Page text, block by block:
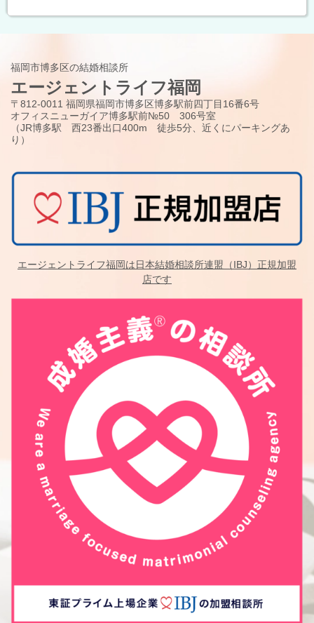
福岡市博多区の結婚相談所
エージェントライフ福岡
〒812-0011 福岡県福岡市博多区博多駅前四丁目16番6号
オフィスニューガイア博多駅前№50 306号室
（JR博多駅 西23番出口400m 徒歩5分、近くにパーキングあ
り）
エージェントライフ福岡は日本結婚相談所連盟（IBJ）正規加盟
店です